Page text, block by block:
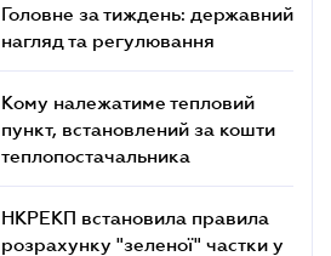
Головне за тиждень: державний
нагляд та регулювання
Кому належатиме тепловий
пункт, встановлений за кошти
теплопостачальника
НКРЕКП встановила правила
розрахунку "зеленої" частки у